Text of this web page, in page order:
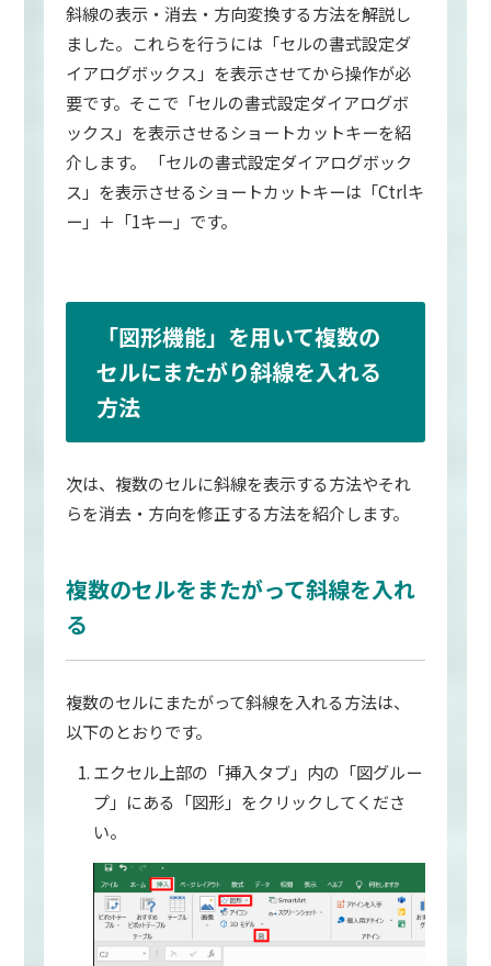
斜線の表示・消去・方向変換する方法を解説し
ました。これらを行うには「セルの書式設定ダ
イアログボックス」を表示させてから操作が必
要です。そこで「セルの書式設定ダイアログボ
ックス」を表示させるショートカットキーを紹
介します。 「セルの書式設定ダイアログボック
ス」を表示させるショートカットキーは「Ctrlキ
ー」＋「1キー」です。
「図形機能」を用いて複数の
セルにまたがり斜線を入れる
方法
次は、複数のセルに斜線を表示する方法やそれ
らを消去・方向を修正する方法を紹介します。
複数のセルをまたがって斜線を入れ
る
複数のセルにまたがって斜線を入れる方法は、
以下のとおりです。
エクセル上部の「挿入タブ」内の「図グルー
プ」にある「図形」をクリックしてくださ
い。